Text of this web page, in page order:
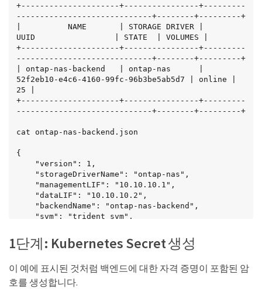
+---------------------+----------------+---------
-----------------------------+--------+---------+
|          NAME       | STORAGE DRIVER |
UUID                 | STATE  | VOLUMES |
+---------------------+----------------+---------
-----------------------------+--------+---------+
| ontap-nas-backend   | ontap-nas      |
52f2eb10-e4c6-4160-99fc-96b3be5ab5d7 | online |
25 |
+---------------------+----------------+---------
-----------------------------+--------+---------+
cat ontap-nas-backend.json
{
    "password": "admin-password",
        "spaceReserve": "none",
        "encryption": "false"
    },
1단계: Kubernetes Secret 생성
이 예에 표시된 것처럼 백엔드에 대한 자격 증명이 포함된 암
호를 생성합니다.